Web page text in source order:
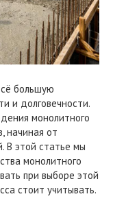
большую
и долговечности.
монолитного
начиная от
В этой статье мы
монолитного
при выборе этой
стоит учитывать.